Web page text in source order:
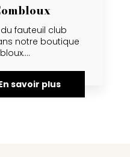
fauteuil club
notre boutique
savoir plus